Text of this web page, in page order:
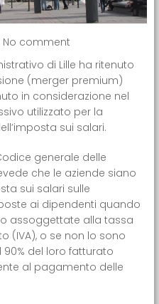
No comment
di Lille ha ritenuto
(merger premium)
in considerazione nel
utilizzato per la
sui salari.
generale delle
che le aziende siano
sui salari sulle
ai dipendenti quando
assoggettate alla tassa
(IVA), o se non lo sono
del loro fatturato
al pagamento delle